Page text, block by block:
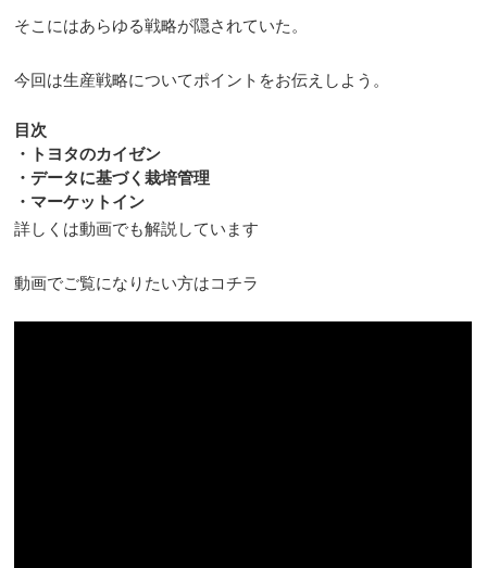
そこにはあらゆる戦略が隠されていた。
今回は生産戦略についてポイントをお伝えしよう。
目次
・トヨタのカイゼン
・データに基づく栽培管理
・マーケットイン
詳しくは動画でも解説しています
動画でご覧になりたい方はコチラ